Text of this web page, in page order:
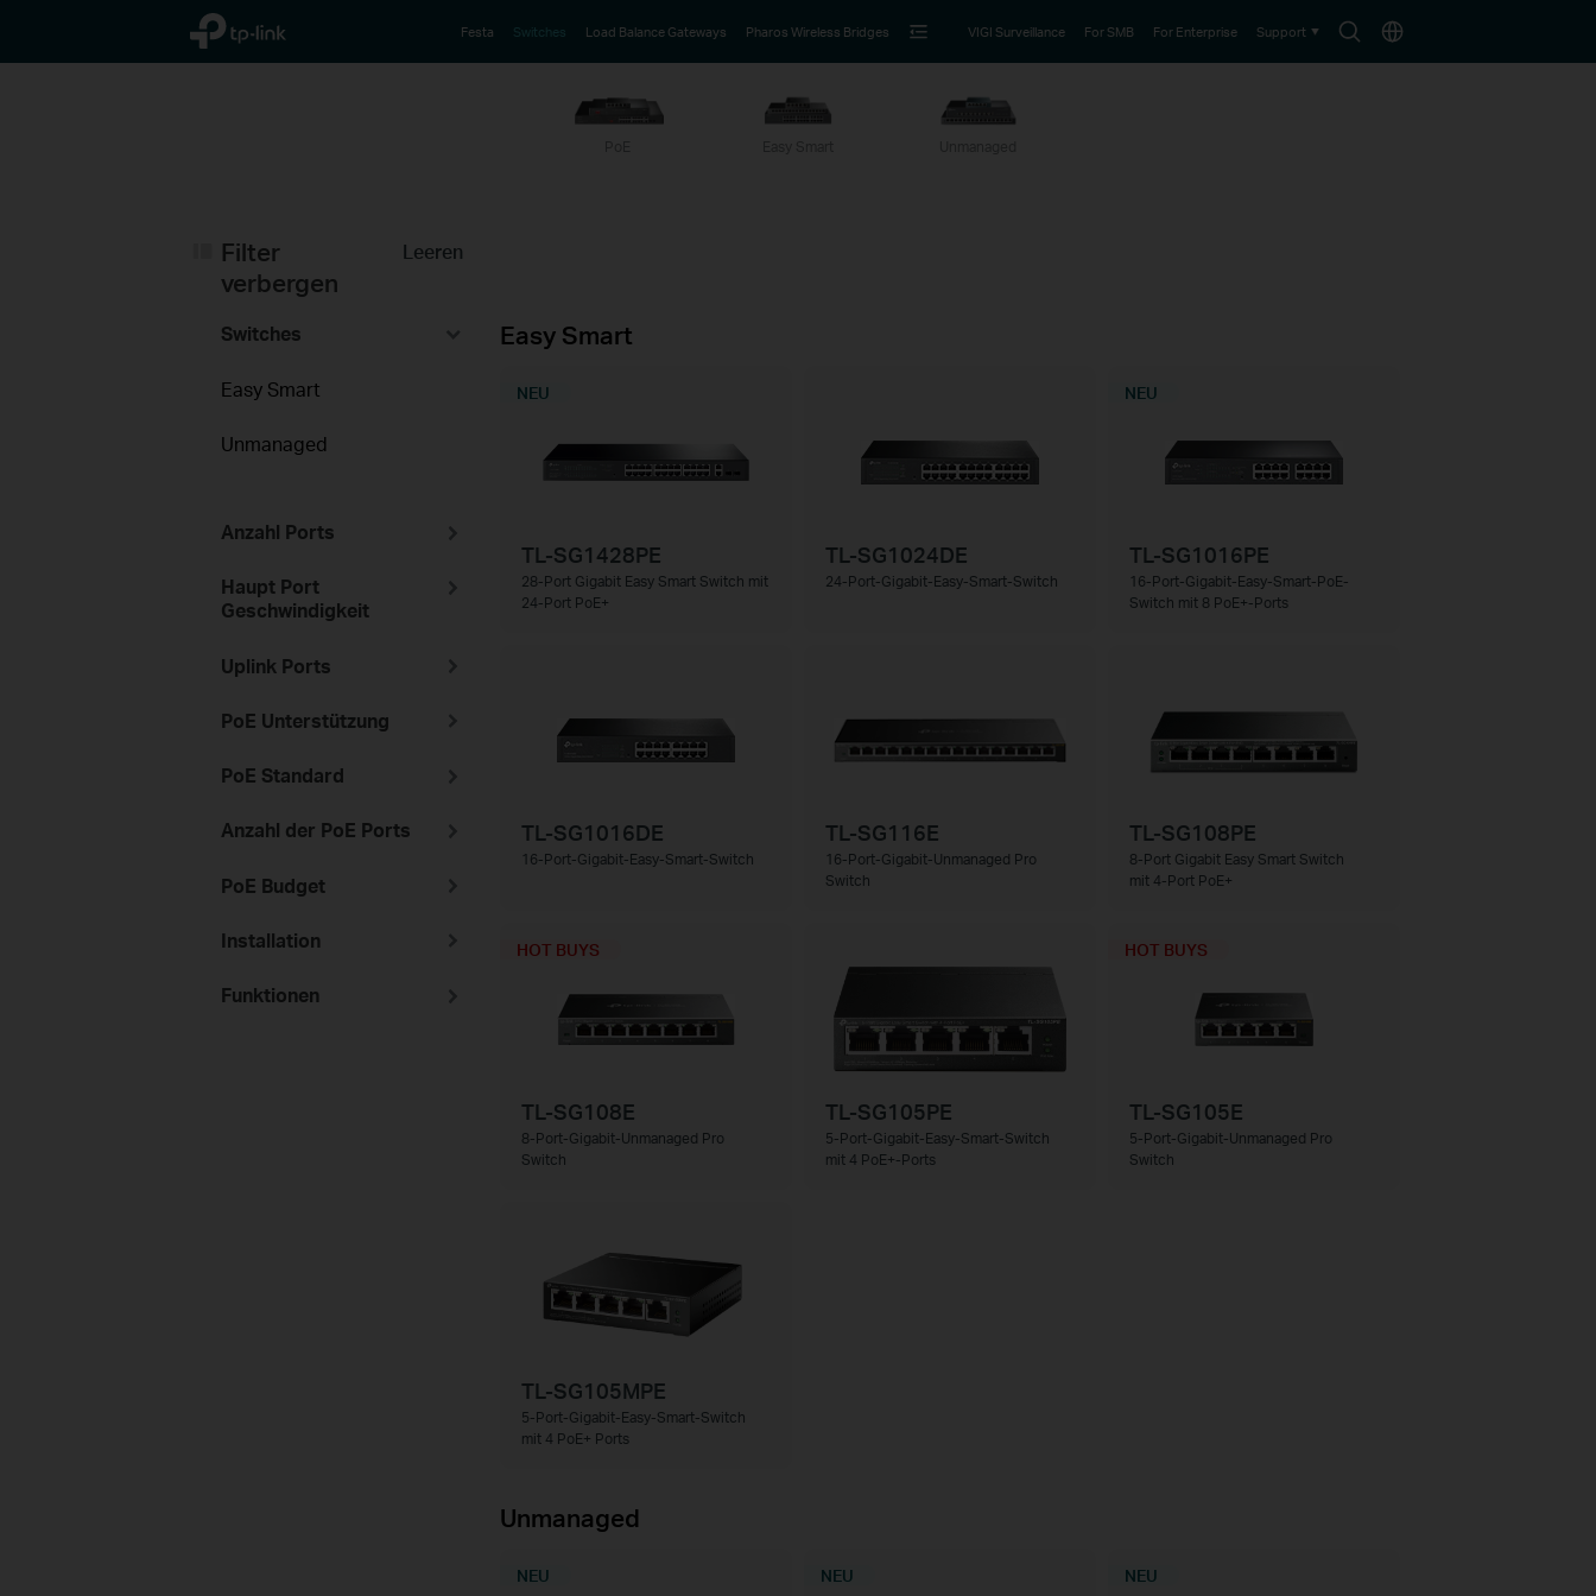
TP-Link, Reliably Smart
SearchChoose
Festa Switches Load Balance Gateways Pharos Wireless Bridges VIGI Surveillance For SMB For Enterprise Support
Leeren
Filter
verbergen
Switches
Easy Smart
Unmanaged
Anzahl Ports
Haupt Port
Geschwindigkeit
Uplink Ports
PoE Unterstützung
PoE Standard
Anzahl der PoE Ports
PoE Budget
Installation
Funktionen
Easy Smart
NEU
TL-SG1428PE
28-Port Gigabit Easy Smart Switch mit
24-Port PoE+
TL-SG1024DE
24-Port-Gigabit-Easy-Smart-Switch
NEU
TL-SG1016PE
16-Port-Gigabit-Easy-Smart-PoE-
Switch mit 8 PoE+-Ports
TL-SG1016DE
16-Port-Gigabit-Easy-Smart-Switch
TL-SG116E
16-Port-Gigabit-Unmanaged Pro
Switch
TL-SG108PE
8-Port Gigabit Easy Smart Switch
mit 4-Port PoE+
HOT BUYS
TL-SG108E
8-Port-Gigabit-Unmanaged Pro
Switch
TL-SG105PE
5-Port-Gigabit-Easy-Smart-Switch
mit 4 PoE+-Ports
HOT BUYS
TL-SG105E
5-Port-Gigabit-Unmanaged Pro
Switch
TL-SG105MPE
5-Port-Gigabit-Easy-Smart-Switch
mit 4 PoE+ Ports
Unmanaged
NEU NEU NEU